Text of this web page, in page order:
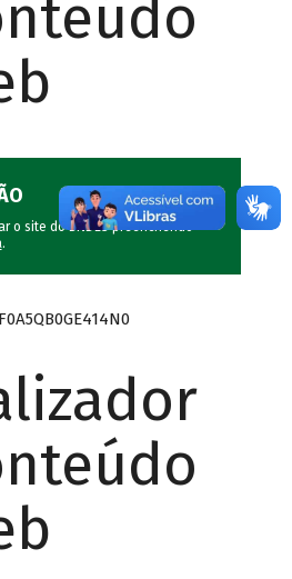
o site do BNDES preenchendo
.